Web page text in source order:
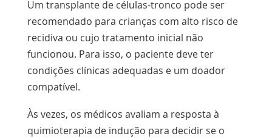
Um transplante de células-tronco pode ser
recomendado para crianças com alto risco de
recidiva ou cujo tratamento inicial não
funcionou. Para isso, o paciente deve ter
condições clínicas adequadas e um doador
compatível.
Às vezes, os médicos avaliam a resposta à
quimioterapia de indução para decidir se o